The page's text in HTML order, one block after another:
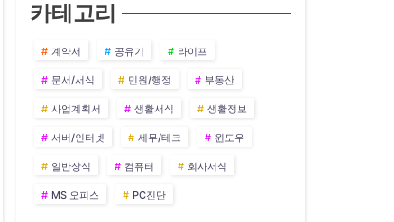
카테고리
계약서 공유기 라이프
문서/서식 민원/행정 부동산
사업계획서 생활서식 생활정보
서버/인터넷 세무/테크 윈도우
일반상식 컴퓨터 회사서식
MS 오피스 PC진단